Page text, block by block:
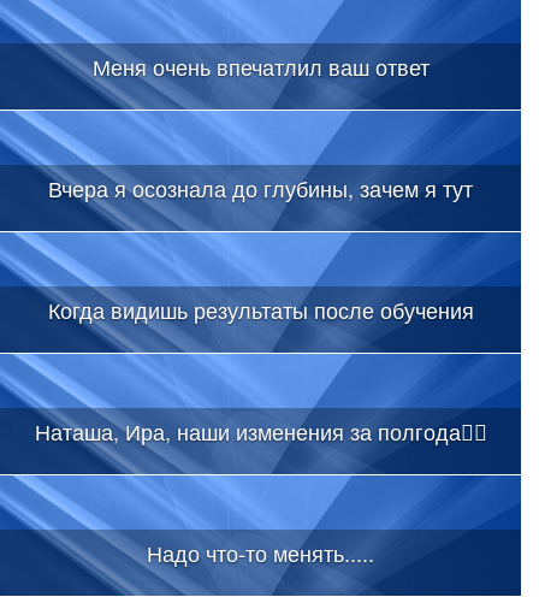
Меня очень впечатлил ваш ответ
Вчера я осознала до глубины, зачем я тут
Когда видишь результаты после обучения
Наташа, Ира, наши изменения за полгода👇🏻
Надо что-то менять.....